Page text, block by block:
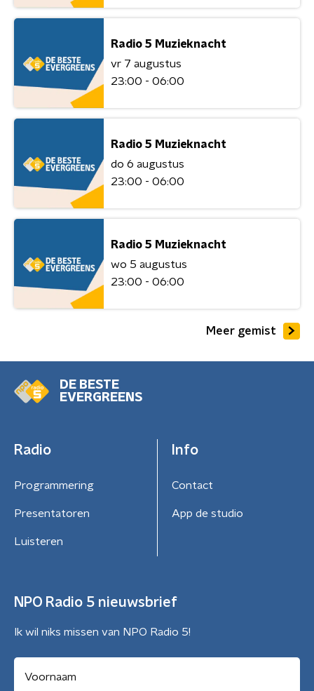
Radio 5 Muzieknacht
vr 7 augustus
23:00 - 06:00
Radio 5 Muzieknacht
do 6 augustus
23:00 - 06:00
Radio 5 Muzieknacht
wo 5 augustus
23:00 - 06:00
Meer gemist
DE BESTE
EVERGREENS
Radio
Programmering
Presentatoren
Luisteren
Info
Contact
App de studio
NPO Radio 5 nieuwsbrief
Ik wil niks missen van NPO Radio 5!